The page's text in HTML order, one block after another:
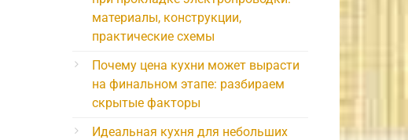
материалы, конструкции,
практические схемы
Почему цена кухни может вырасти
на финальном этапе: разбираем
скрытые факторы
Идеальная кухня для небольших